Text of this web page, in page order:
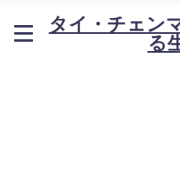
タイ・チェン
る